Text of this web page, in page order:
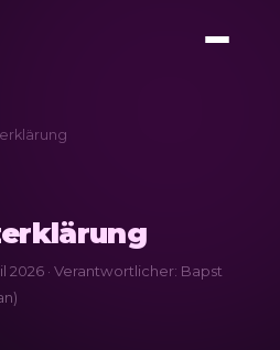
2026 · Verantwortlicher: Bapst